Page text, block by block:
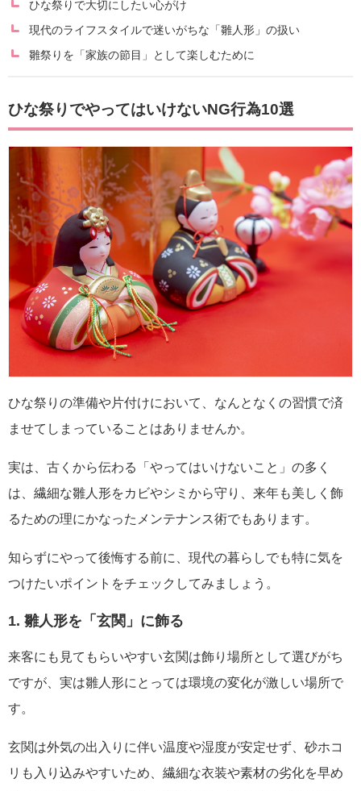
ひな祭りで大切にしたい心がけ
現代のライフスタイルで迷いがちな「雛人形」の扱い
雛祭りを「家族の節目」として楽しむために
ひな祭りでやってはいけないNG行為10選
ひな祭りの準備や片付けにおいて、なんとなくの習慣で済
ませてしまっていることはありませんか。
実は、古くから伝わる「やってはいけないこと」の多く
は、繊細な雛人形をカビやシミから守り、来年も美しく飾
るための理にかなったメンテナンス術でもあります。
知らずにやって後悔する前に、現代の暮らしでも特に気を
つけたいポイントをチェックしてみましょう。
1. 雛人形を「玄関」に飾る
来客にも見てもらいやすい玄関は飾り場所として選びがち
ですが、実は雛人形にとっては環境の変化が激しい場所で
す。
玄関は外気の出入りに伴い温度や湿度が安定せず、砂ホコ
リも入り込みやすいため、繊細な衣装や素材の劣化を早め